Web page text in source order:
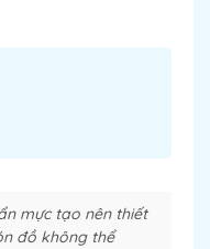
mực tạo nên thiết
đồ không thể